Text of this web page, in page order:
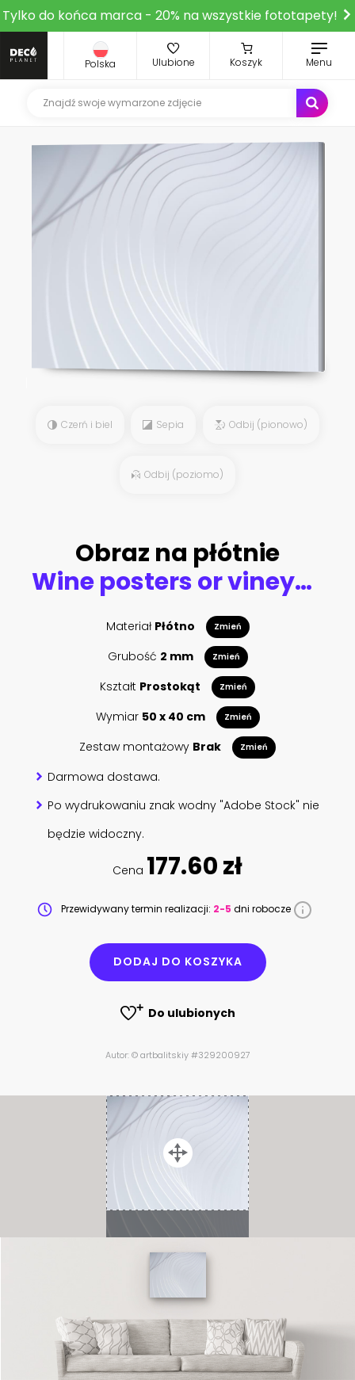
Tylko do końca marca - 20% na wszystkie fototapety!
Polska Ulubione Koszyk Menu
Czerń i biel Sepia Odbij (pionowo)
Odbij (poziomo)
Obraz na płótnie
Wine posters or vineyard banners. Sparkling champagne background, Cheers toast and Grape. Hand Drawn engraved vintage sketch for bar, alcohol label, restaurant menu.
Materiał Płótno Zmień
Grubość 2 mm Zmień
Kształt Prostokąt Zmień
Wymiar 50 x 40 cm Zmień
Zestaw montażowy Brak Zmień
Darmowa dostawa.
Po wydrukowaniu znak wodny "Adobe Stock" nie
będzie widoczny.
Cena 177.60 zł
Przewidywany termin realizacji: 2-5 dni robocze
DODAJ DO KOSZYKA
Do ulubionych
Autor: © artbalitskiy #329200927